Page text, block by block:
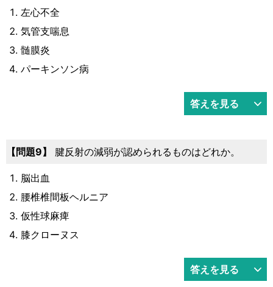
左心不全
気管支喘息
髄膜炎
パーキンソン病
答えを見る
問題9 腱反射の減弱が認められるものはどれか。
脳出血
腰椎椎間板ヘルニア
仮性球麻痺
膝クローヌス
答えを見る